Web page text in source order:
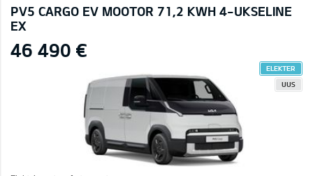
PV5 CARGO EV MOOTOR 71,2 KWH 4-UKSELINE
EX
46 490 €
ELEKTER
UUS